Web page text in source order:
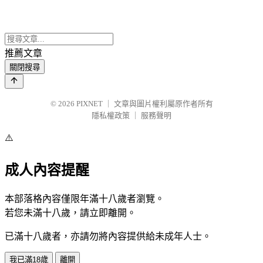
推薦文章
關閉搜尋
© 2026 PIXNET
文章與圖片權利屬原作者所有
隱私權政策
服務聲明
⚠️
成人內容提醒
本部落格內容僅限年滿十八歲者瀏覽。
若您未滿十八歲，請立即離開。
已滿十八歲者，亦請勿將內容提供給未成年人士。
我已滿18歲 離開